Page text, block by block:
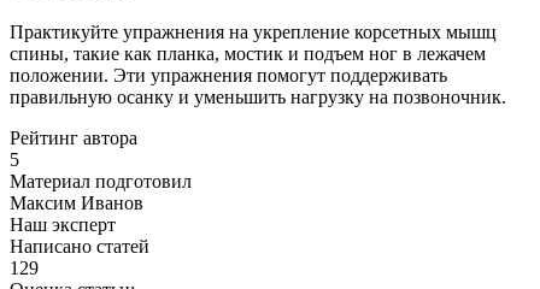
Практикуйте упражнения на укрепление корсетных мышц
спины, такие как планка, мостик и подъем ног в лежачем
положении. Эти упражнения помогут поддерживать
правильную осанку и уменьшить нагрузку на позвоночник.
Рейтинг автора
5
Материал подготовил
Максим Иванов
Наш эксперт
Написано статей
129